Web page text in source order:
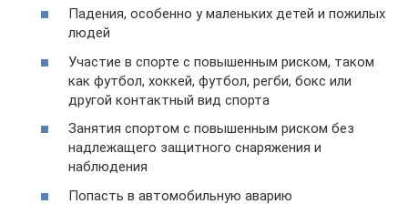
Падения, особенно у маленьких детей и пожилых
людей
Участие в спорте с повышенным риском, таком
как футбол, хоккей, футбол, регби, бокс или
другой контактный вид спорта
Занятия спортом с повышенным риском без
надлежащего защитного снаряжения и
наблюдения
Попасть в автомобильную аварию